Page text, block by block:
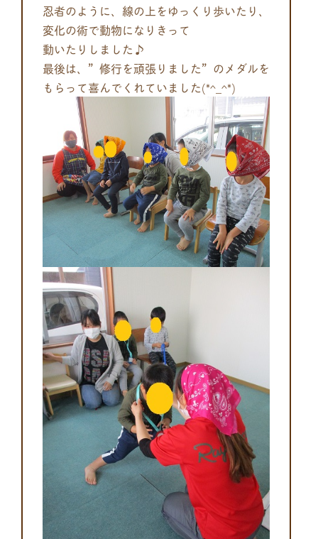
忍者のように、線の上をゆっくり歩いたり、
変化の術で動物になりきって
動いたりしました♪
最後は、”修行を頑張りました” のメダルを
もらって喜んでくれていました(*^_^*)